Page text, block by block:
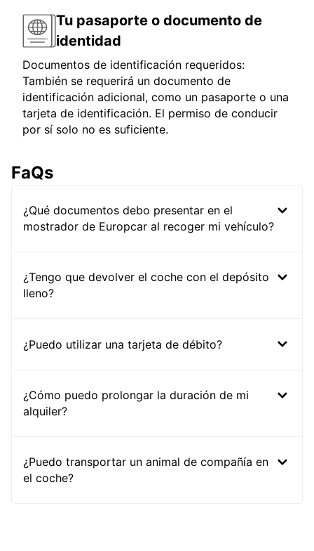
Tu pasaporte o documento de
identidad
Documentos de identificación requeridos:
También se requerirá un documento de
identificación adicional, como un pasaporte o una
tarjeta de identificación. El permiso de conducir
por sí solo no es suficiente.
FaQs
¿Qué documentos debo presentar en el
mostrador de Europcar al recoger mi vehículo?
¿Tengo que devolver el coche con el depósito
lleno?
¿Puedo utilizar una tarjeta de débito?
¿Cómo puedo prolongar la duración de mi
alquiler?
¿Puedo transportar un animal de compañía en
el coche?